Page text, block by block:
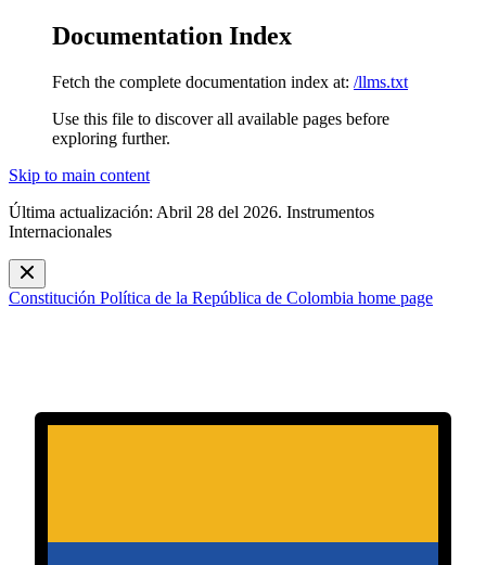
Documentation Index
Fetch the complete documentation index at: /llms.txt
Use this file to discover all available pages before
exploring further.
Skip to main content
Última actualización: Abril 28 del 2026. Instrumentos
Internacionales
Constitución Política de la República de Colombia home page